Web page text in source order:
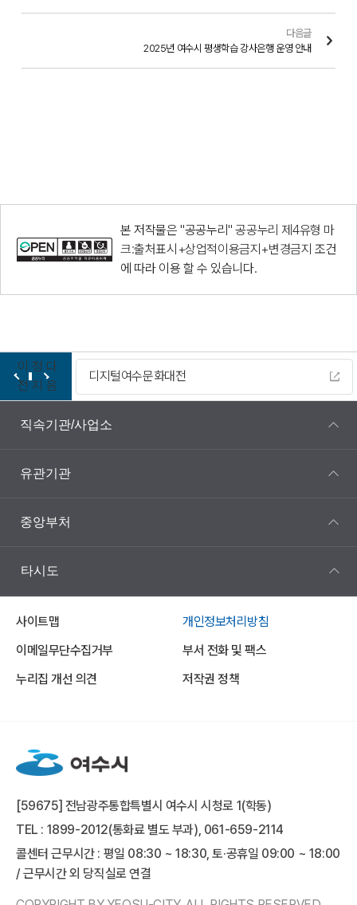
다음글
2025년 여수시 평생학습 강사은행 운영 안내
본 저작물은 "공공누리"공공누리 제4유형 마
크:출처표시+상업적이용금지+변경금지 조건
에 따라 이용 할 수 있습니다.
이
전
정
지
다
음
디지털여수문화대전
직속기관/사업소
유관기관
중앙부처
타시도
사이트맵
개인정보처리방침
이메일무단수집거부
부서 전화 및 팩스
누리집 개선 의견
저작권 정책
[59675] 전남광주통합특별시 여수시 시청로 1(학동)
TEL : 1899-2012(통화료 별도 부과), 061-659-2114
콜센터 근무시간 : 평일 08:30 ~ 18:30, 토·공휴일 09:00 ~ 18:00
/ 근무시간 외 당직실로 연결